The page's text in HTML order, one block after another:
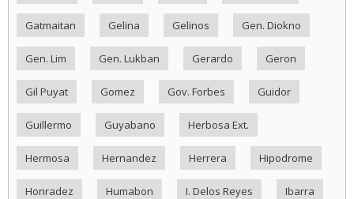
Gatmaitan Gelina Gelinos Gen. Diokno
Gen. Lim Gen. Lukban Gerardo Geron
Gil Puyat Gomez Gov. Forbes Guidor
Guillermo Guyabano Herbosa Ext.
Hermosa Hernandez Herrera Hipodrome
Honradez Humabon I. Delos Reyes Ibarra